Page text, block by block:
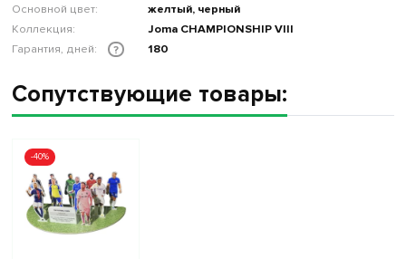
Основной цвет:
желтый, черный
Коллекция:
Joma CHAMPIONSHIP VIII
Гарантия, дней:
? 180
Сопутствующие товары:
-40%